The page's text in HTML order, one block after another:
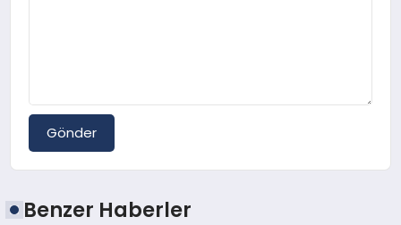
Gönder
Benzer Haberler